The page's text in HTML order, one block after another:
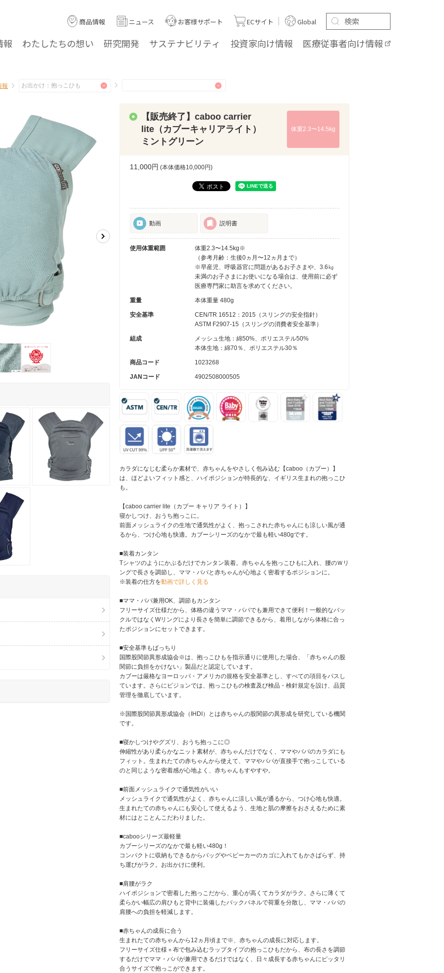
報 わたしたちの想い 研究開発 サステナビリティ 投資家向け情報 医療従事者向け情報
商品情報 ニュース お客様サポート ECサイト Global
報
【販売終了】caboo carrier
lite（カブーキャリアライト）
ミントグリーン
体重2.3〜14.5kg
11,000円 (本体価格10,000円)
動画 説明書
使用体重範囲
体重2.3〜14.5kg※
（参考月齢：生後0ヵ月〜12ヵ月まで）
※早産児、呼吸器官に問題があるお子さまや、3.6㎏
未満のお子さまにお使いになる場合は、使用前に必ず
医療専門家に助言を求めてください。
重量 本体重量 480g
安全基準
CEN/TR 16512：2015（スリングの安全指針）
ASTM F2907-15（スリングの消費者安全基準）
組成
メッシュ生地：綿50%、ポリエステル50%
本体生地：綿70％、ポリエステル30％
商品コード 1023268
JANコード 4902508000505
カラダになじむ柔らか素材で、赤ちゃんをやさしく包み込む【caboo（カブー）】
は、ほどよいフィット感と、ハイポジションが特長的な、イギリス生まれの抱っこひ
も。
【caboo carrier lite（カブー キャリア ライト）】
寝かしつけ、おうち抱っこに。
前面メッシュライクの生地で通気性がよく、抱っこされた赤ちゃんにも涼しい風が通
るから、つけ心地も快適。カブーシリーズのなかで最も軽い480gです。
■装着カンタン
Tシャツのようにかぶるだけでカンタン装着。赤ちゃんを抱っこひもに入れ、腰のＷリ
ングで長さを調節し、ママ・パパと赤ちゃんが心地よく密着するポジションに。
※装着の仕方を動画で詳しく見る
■ママ・パパ兼用OK、調節もカンタン
フリーサイズ仕様だから、体格の違うママ・パパでも兼用できて便利！一般的なバッ
クルではなくWリングにより長さを簡単に調節できるから、着用しながら体格に合っ
たポジションにセットできます。
■安全基準もばっちり
国際股関節異形成協会※は、抱っこひもを指示通りに使用した場合、「赤ちゃんの股
関節に負担をかけない」製品だと認定しています。
カブーは厳格なヨーロッパ・アメリカの規格を安全基準とし、すべての項目をパスし
ています。さらにピジョンでは、抱っこひもの検査及び検品・検針規定を設け、品質
管理を徹底しています。
※国際股関節異形成協会（IHDI）とは赤ちゃんの股関節の異形成を研究している機関
です。
■寝かしつけやグズリ、おうち抱っこに◎
伸縮性があり柔らかなニット素材が、赤ちゃんだけでなく、ママやパパのカラダにも
フィット。生まれたての赤ちゃんから使えて、ママやパパが直接手で抱っこしている
のと同じような密着感が心地よく、赤ちゃんもすやすや。
■前面メッシュライクで通気性がいい
メッシュライクで通気性がよく、赤ちゃんに涼しい風が通るから、つけ心地も快適。
生まれたての赤ちゃんにも安心して使えるよう、生地と肌の摩擦をおさえるために素
材にはとことんこだわりました。
■cabooシリーズ最軽量
カブーシリーズのなかで最も軽い480g！
コンパクトに収納もできるからバッグやベビーカーのカゴに入れてもかさばらず、持
ち運びがラク。お出かけに便利。
■肩腰がラク
ハイポジションで密着した抱っこだから、重心が高くてカラダがラク。さらに薄くて
柔らかい幅広の肩ひもと背中に装備したバックパネルで荷重を分散し、ママ・パパの
肩腰への負担を軽減します。
■赤ちゃんの成長に合う
生まれたての赤ちゃんから12ヵ月頃まで※、赤ちゃんの成長に対応します。
フリーサイズ仕様＋布で包み込むラップタイプの抱っこひもだから、布の長さを調節
するだけでママ・パパが兼用できるだけではなく、日々成長する赤ちゃんにピッタリ
合うサイズで抱っこができます。